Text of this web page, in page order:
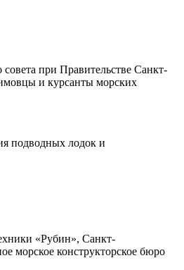
при Правительстве Санкт-
и курсанты морских
подводных лодок и
«Рубин», Санкт-
морское конструкторское бюро